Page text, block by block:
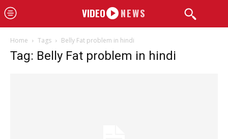
VIDEO NEWS
Home Tags Belly Fat problem in hindi
Tag: Belly Fat problem in hindi